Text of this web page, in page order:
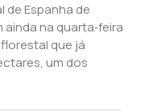
de Espanha de
ainda na quarta‑feira
que já
um dos